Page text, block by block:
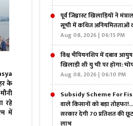
के
रहे
में
पूर्व जिम्नास्ट खिलाड़ियों ने
सूची में कथित अनियमितताओं
Aug 08, 2026 | 06:15 PM
विश्व चैंपियनशिप में दबाव
खिलाड़ी शी यु ची पर होगा:
Aug 08, 2026 | 06:10 PM
Subsidy Scheme For
वाले किसानों को बड़ा
सरकार देगी 70 प्रतिशत की
लाभ